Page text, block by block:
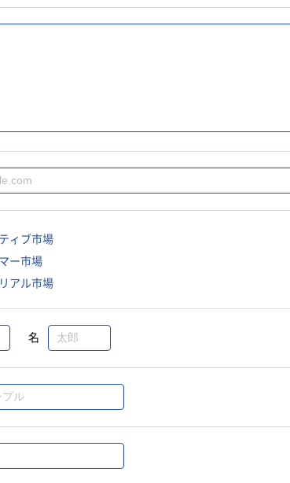
ィブ市場
ー市場
アル市場
名